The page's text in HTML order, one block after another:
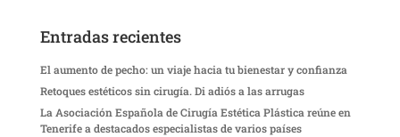
Entradas recientes
El aumento de pecho: un viaje hacia tu bienestar y confianza
Retoques estéticos sin cirugía. Di adiós a las arrugas
La Asociación Española de Cirugía Estética Plástica reúne en
Tenerife a destacados especialistas de varios países